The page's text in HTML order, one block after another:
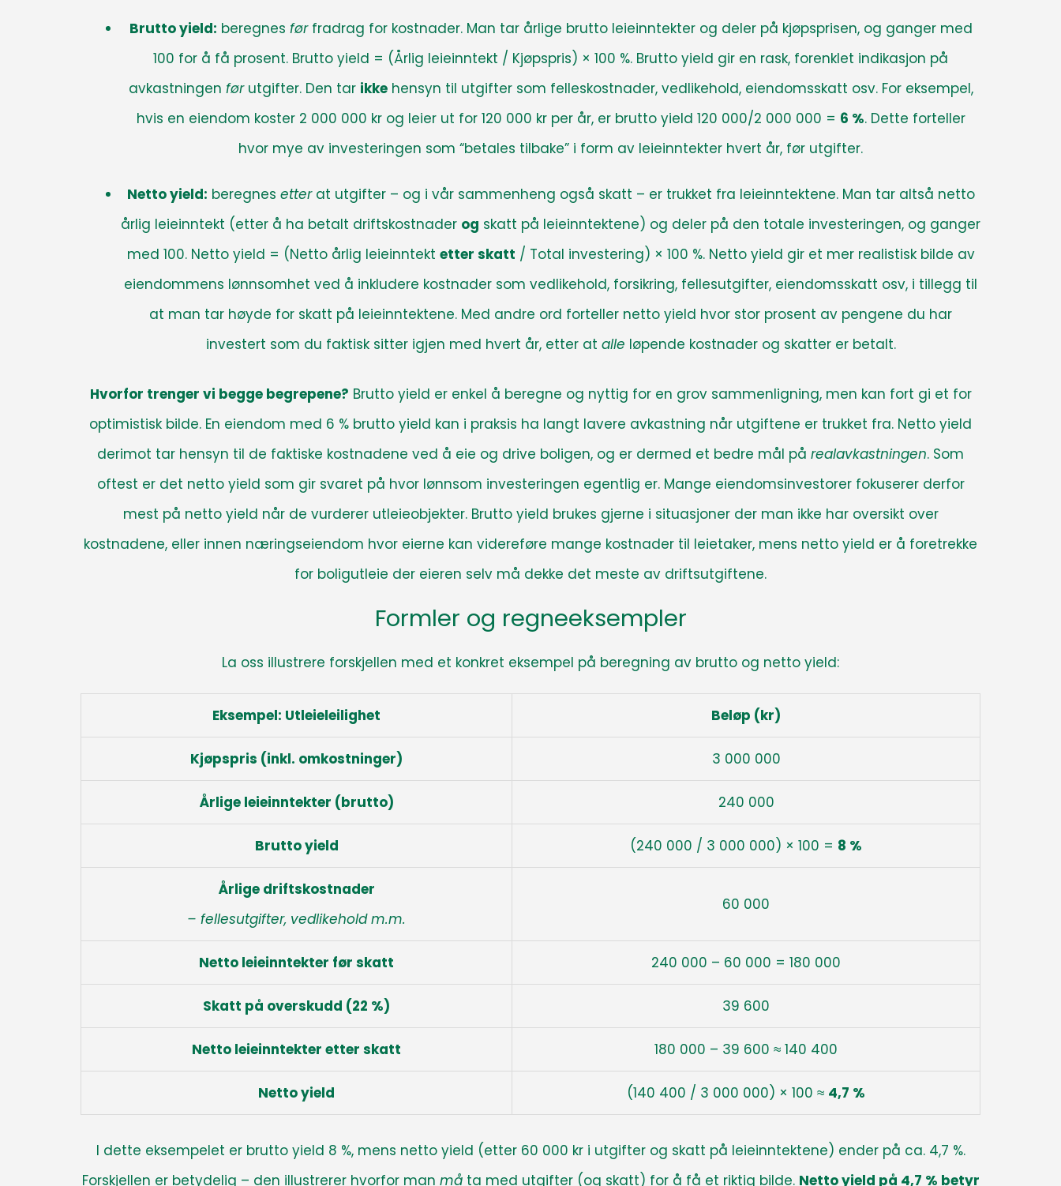
Brutto yield: beregnes førfradrag for kostnader. Man tar årlige brutto leieinntekter og deler på kjøpsprisen, og ganger med
100 for å få prosent. Brutto yield = (Årlig leieinntekt / Kjøpspris) × 100 %. Brutto yield gir en rask, forenklet indikasjon på
avkastningen førutgifter. Den tar ikkehensyn til utgifter som felleskostnader, vedlikehold, eiendomsskatt osv. For eksempel,
hvis en eiendom koster 2 000 000 kr og leier ut for 120 000 kr per år, er brutto yield 120 000/2 000 000 = 6 %. Dette forteller
hvor mye av investeringen som “betales tilbake” i form av leieinntekter hvert år, før utgifter.
Netto yield: beregnes etterat utgifter – og i vår sammenheng også skatt – er trukket fra leieinntektene. Man tar altså netto
årlig leieinntekt (etter å ha betalt driftskostnader og skatt på leieinntektene) og deler på den totale investeringen, og ganger
med 100. Netto yield = (Netto årlig leieinntekt etter skatt / Total investering) × 100 %. Netto yield gir et mer realistisk bilde av
eiendommens lønnsomhet ved å inkludere kostnader som vedlikehold, forsikring, fellesutgifter, eiendomsskatt osv, i tillegg til
at man tar høyde for skatt på leieinntektene. Med andre ord forteller netto yield hvor stor prosent av pengene du har
investert som du faktisk sitter igjen med hvert år, etter at alle løpende kostnader og skatter er betalt.
Hvorfor trenger vi begge begrepene? Brutto yield er enkel å beregne og nyttig for en grov sammenligning, men kan fort gi et for
optimistisk bilde. En eiendom med 6 % brutto yield kan i praksis ha langt lavere avkastning når utgiftene er trukket fra. Netto yield
derimot tar hensyn til de faktiske kostnadene ved å eie og drive boligen, og er dermed et bedre mål på realavkastningen. Som
oftest er det netto yield som gir svaret på hvor lønnsom investeringen egentlig er. Mange eiendomsinvestorer fokuserer derfor
mest på netto yield når de vurderer utleieobjekter. Brutto yield brukes gjerne i situasjoner der man ikke har oversikt over
kostnadene, eller innen næringseiendom hvor eierne kan videreføre mange kostnader til leietaker, mens netto yield er å foretrekke
for boligutleie der eieren selv må dekke det meste av driftsutgiftene.
Formler og regneeksempler
La oss illustrere forskjellen med et konkret eksempel på beregning av brutto og netto yield:
Eksempel: Utleieleilighet Beløp (kr)
Kjøpspris (inkl. omkostninger) 3 000 000
Årlige leieinntekter (brutto) 240 000
Brutto yield (240 000 / 3 000 000) × 100 = 8 %
Årlige driftskostnader
– fellesutgifter, vedlikehold m.m.
60 000
Netto leieinntekter før skatt 240 000 – 60 000 = 180 000
Skatt på overskudd (22 %) 39 600
Netto leieinntekter etter skatt 180 000 – 39 600 ≈ 140 400
Netto yield (140 400 / 3 000 000) × 100 ≈ 4,7 %
I dette eksempelet er brutto yield 8 %, mens netto yield (etter 60 000 kr i utgifter og skatt på leieinntektene) ender på ca. 4,7 %.
Forskjellen er betydelig – den illustrerer hvorfor man måta med utgifter (og skatt) for å få et riktig bilde. Netto yield på 4,7 % betyr